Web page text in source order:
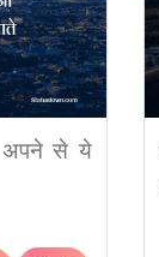
अपने से ये